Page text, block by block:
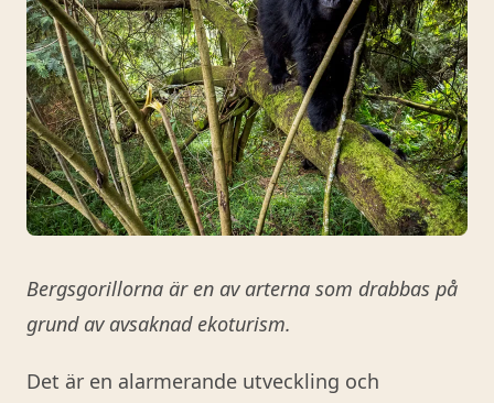
Bergsgorillorna är en av arterna som drabbas på
grund av avsaknad ekoturism.
Det är en alarmerande utveckling och